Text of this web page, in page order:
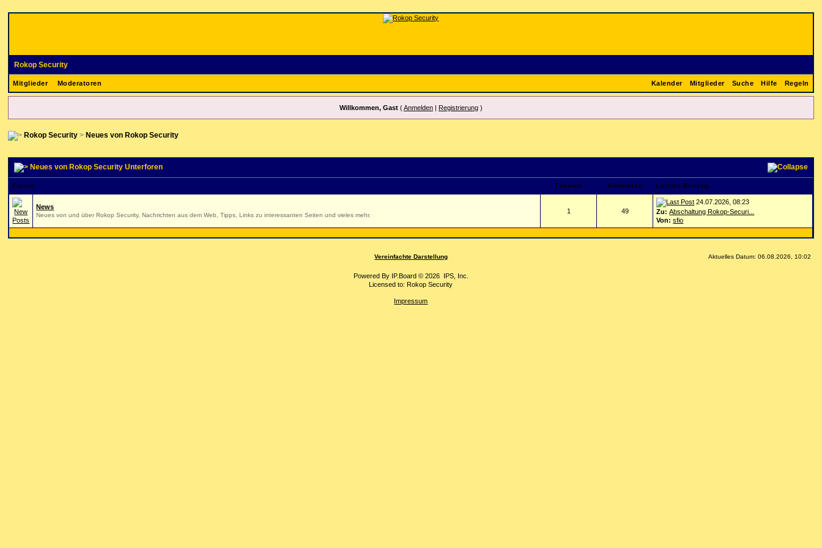
Rokop Security
Mitglieder Moderatoren Regeln
Hilfe
Suche
Mitglieder
Kalender
Willkommen, Gast(Anmelden| Registrierung)
Rokop Security > Neues von Rokop Security
Neues von Rokop Security Unterforen
Forum Themen Antworten Letzter Beitrag
News
Neues von und über Rokop Security, Nachrichten aus dem Web, Tipps, Links zu interessanten Seiten und vieles mehr.
1 49
24.07.2026, 08:23
Zu: Abschaltung Rokop-Securi...
Von: sfio
Vereinfachte Darstellung Aktuelles Datum: 06.08.2026, 10:02
Powered By IP.Board© 2026 IPS, Inc
Licensed to: Rokop Security
Impressum